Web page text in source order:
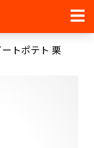
トポテト 栗